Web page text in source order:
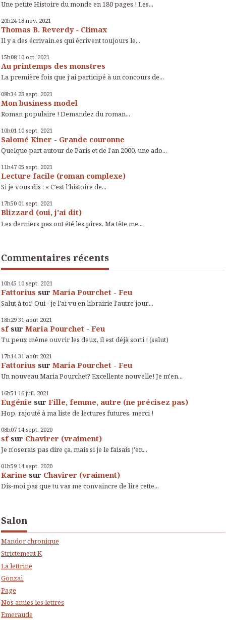
Une petite Histoire du monde en 180 pages ! Les...
20h24 18 nov. 2021
Thomas B. Reverdy - Climax
Il y a des écrivain.es qui écrivent toujours le...
15h08 10 oct. 2021
Au printemps des monstres
La première fois que j’ai participé à un concours de...
08h34 23 sept. 2021
Mon business model
Roman populaire ! Demandez du roman...
10h01 10 sept. 2021
Salomé Kiner - Grande couronne
Quelque part autour de Paris et de l’an 2000, une ado...
11h47 05 sept. 2021
Lecture facile (roman complexe)
Si je vous dis : « C’est l’histoire de...
17h50 01 sept. 2021
Blizzard (oui, j'ai dit)
Les derniers pas ont été les pires. Ma tête me...
Commentaires récents
10h45 10 sept. 2021
Fattorius sur Maria Pourchet - Feu
Salut à toi! Oui - je l'ai vu en librairie l'autre jour....
18h29 31 août 2021
sfsur Maria Pourchet - Feu
Tu peux même ouvrir les deux, il est déjà sorti ! (salut)
17h14 31 août 2021
Fattorius sur Maria Pourchet - Feu
Un nouveau Maria Pourchet? Excellente nouvelle! Je m'en...
16h51 16 juil. 2021
Eugénie sur Fille, femme, autre (ne précisez pas)
Hop, rajouté à ma liste de lectures futures, merci !
08h07 14 sept. 2020
sfsur Chavirer (vraiment)
Je n'oserais pas dire ça, mais si je le faisais j'en...
01h59 14 sept. 2020
Karine sur Chavirer (vraiment)
Dis-moi pas que tu vas me convaincre de lire cette...
Salon
Mandor chronique
Strictement K
La lettrine
Gonzaï
Page
Nos amies les lettres
Emeraude